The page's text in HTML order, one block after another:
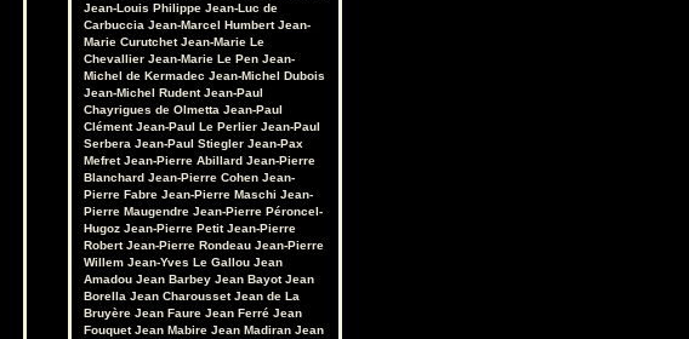
Jean-Louis Philippe Jean-Luc de
Carbuccia Jean-Marcel Humbert Jean-
Marie Curutchet Jean-Marie Le
Chevallier Jean-Marie Le Pen Jean-
Michel de Kermadec Jean-Michel Dubois
Jean-Michel Rudent Jean-Paul
Chayrigues de Olmetta Jean-Paul
Clément Jean-Paul Le Perlier Jean-Paul
Serbera Jean-Paul Stiegler Jean-Pax
Mefret Jean-Pierre Abillard Jean-Pierre
Blanchard Jean-Pierre Cohen Jean-
Pierre Fabre Jean-Pierre Maschi Jean-
Pierre Maugendre Jean-Pierre Péroncel-
Hugoz Jean-Pierre Petit Jean-Pierre
Robert Jean-Pierre Rondeau Jean-Pierre
Willem Jean-Yves Le Gallou Jean
Amadou Jean Barbey Jean Bayot Jean
Borella Jean Charousset Jean de La
Bruyère Jean Faure Jean Ferré Jean
Fouquet Jean Mabire Jean Madiran Jean